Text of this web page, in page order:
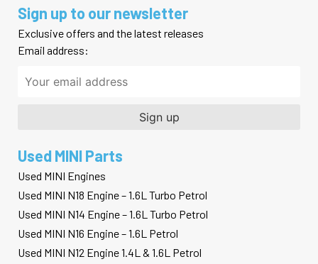
Used MINI Parts
Used MINI Engines
Used MINI N18 Engine – 1.6L Turbo Petrol
Used MINI N14 Engine – 1.6L Turbo Petrol
Used MINI N16 Engine – 1.6L Petrol
Used MINI N12 Engine 1.4L & 1.6L Petrol
Sign up to our newsletter
Exclusive offers and the latest releases
Email address: